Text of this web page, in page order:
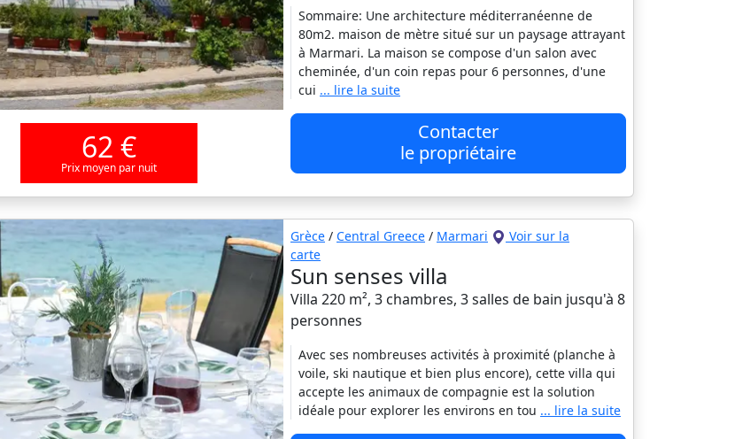
62 €
Prix moyen par nuit
Sommaire: Une architecture méditerranéenne de
80m2. maison de mètre situé sur un paysage attrayant
à Marmari. La maison se compose d'un salon avec
cheminée, d'un coin repas pour 6 personnes, d'une
cui ... lire la suite
Contacter
le propriétaire
Grèce / Central Greece / Marmari
Voir sur la
carte
Sun senses villa
Villa 220 m², 3 chambres, 3 salles de bain jusqu'à 8
personnes
Avec ses nombreuses activités à proximité (planche à
voile, ski nautique et bien plus encore), cette villa qui
accepte les animaux de compagnie est la solution
idéale pour explorer les environs en tou ... lire la suite